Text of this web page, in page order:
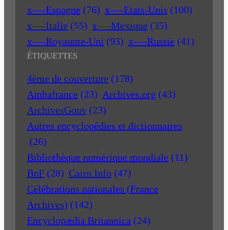
x—-Espagne (76) x—-Etats-Unis (100)
x—-Italie (55) x—-Mexique (35)
x—-Royaume-Uni (93) x—-Russie (41)
ÉTIQUETTES
4ème de couverture (178)
Ambafrance (23) Archives.org (43)
ArchivesGouv (23)
Autres encyclopédies et dictionnaires
(26)
Bibliothèque numérique mondiale (11)
BnF (28) Cairn Info (47)
Célébrations nationales (France
Archives) (142)
Encyclopædia Britannica (24)